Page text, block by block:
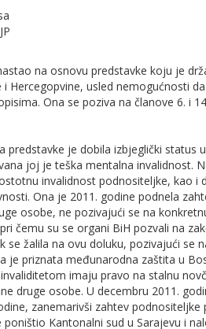
na osnovu predstavke koju je
i Hercegopvine, usled nemogućnosti
Ona se poziva na članove 6. i
predstavke je dobila izbjeglički status
joj je teška mentalna invalidnost.
invalidnost podnositeljke, kao
Ona je 2011. godine podnela
osobe, ne pozivajući se na
čemu su se organi BiH pozvali na
se žalila na ovu doluku, pozivajući se
je priznata međunarodna zaštita u
imaju pravo na stalnu
druge osobe. U decembru 2011.
zanemarivši zahtev
poništio Kantonalni sud u Sarajevu i